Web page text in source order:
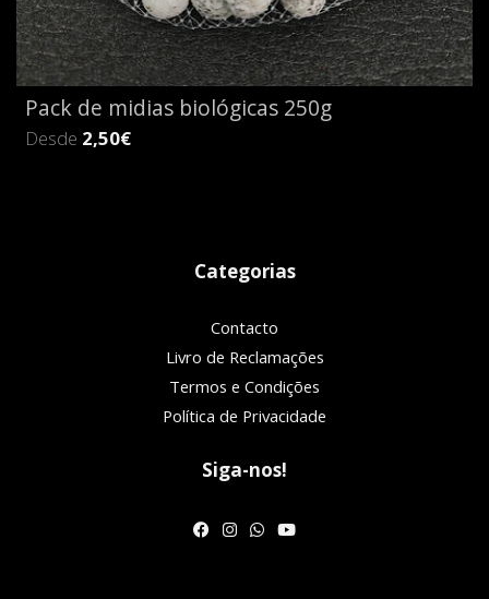
Pack de midias biológicas 250g
Desde 2,50€
Categorias
Contacto
Livro de Reclamações
Termos e Condições
Política de Privacidade
Siga-nos!